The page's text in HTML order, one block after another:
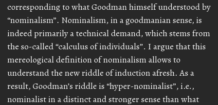
corresponding to what Goodman himself understood by
“nominalism”. Nominalism, in a goodmanian sense, is
indeed primarily a technical demand, which stems from
the so-called “calculus of individuals”. I argue that this
mereological definition of nominalism allows to
understand the new riddle of induction afresh. As a
result, Goodman’s riddle is “hyper-nominalist”, i.e.,
nominalist in a distinct and stronger sense than what